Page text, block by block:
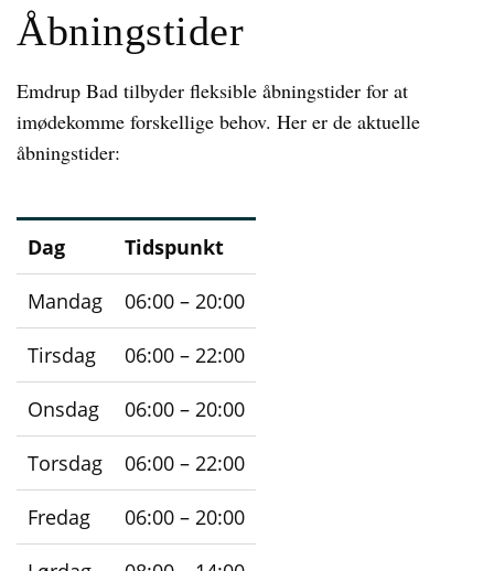
Åbningstider
Emdrup Bad tilbyder fleksible åbningstider for at
imødekomme forskellige behov. Her er de aktuelle
åbningstider:
Dag Tidspunkt
Mandag 06:00 – 20:00
Tirsdag 06:00 – 22:00
Onsdag 06:00 – 20:00
Torsdag 06:00 – 22:00
Fredag 06:00 – 20:00